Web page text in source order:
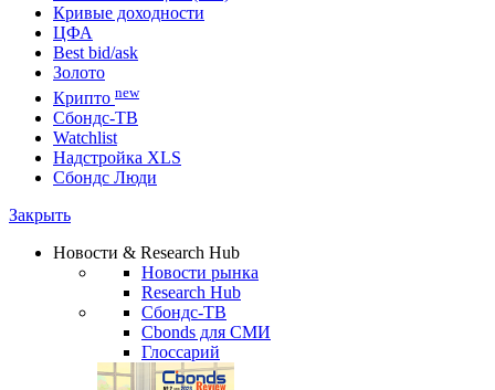
Кривые доходности
ЦФА
Best bid/ask
Золото
Крипто new
Сбондс-ТВ
Watchlist
Надстройка XLS
Сбондс Люди
Закрыть
Новости & Research Hub
Новости рынка
Research Hub
Сбондс-ТВ
Cbonds для СМИ
Глоссарий